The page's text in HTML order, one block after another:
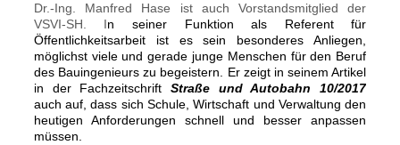
Dr.-Ing. Manfred Hase ist auch Vorstandsmitglied der
VSVI-SH. In seiner Funktion als Referent für
Öffentlichkeitsarbeit ist es sein besonderes Anliegen,
möglichst viele und gerade junge Menschen für den Beruf
des Bauingenieurs zu begeistern. Er zeigt in seinem Artikel
in der Fachzeitschrift Straße und Autobahn 10/2017
auch auf, dass sich Schule, Wirtschaft und Verwaltung den
heutigen Anforderungen schnell und besser anpassen
müssen.